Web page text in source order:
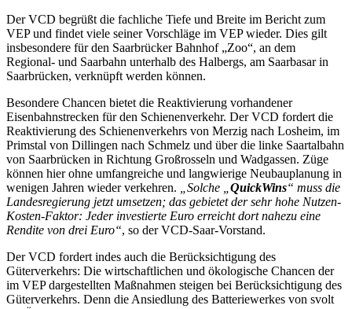
Der VCD begrüßt die fachliche Tiefe und Breite im Bericht zum
VEP und findet viele seiner Vorschläge im VEP wieder. Dies gilt
insbesondere für den Saarbrücker Bahnhof „Zoo“, an dem
Regional- und Saarbahn unterhalb des Halbergs, am Saarbasar in
Saarbrücken, verknüpft werden können.
Besondere Chancen bietet die Reaktivierung vorhandener
Eisenbahnstrecken für den Schienenverkehr. Der VCD fordert die
Reaktivierung des Schienenverkehrs von Merzig nach Losheim, im
Primstal von Dillingen nach Schmelz und über die linke Saartalbahn
von Saarbrücken in Richtung Großrosseln und Wadgassen. Züge
können hier ohne umfangreiche und langwierige Neubauplanung in
wenigen Jahren wieder verkehren. „Solche „ QuickWins“ muss die
Landesregierung jetzt umsetzen; das gebietet der sehr hohe Nutzen-
Kosten-Faktor: Jeder investierte Euro erreicht dort nahezu eine
Rendite von drei Euro“, so der VCD-Saar-Vorstand.
Der VCD fordert indes auch die Berücksichtigung des
Güterverkehrs: Die wirtschaftlichen und ökologische Chancen der
im VEP dargestellten Maßnahmen steigen bei Berücksichtigung des
Güterverkehrs. Denn die Ansiedlung des Batteriewerkes von svolt